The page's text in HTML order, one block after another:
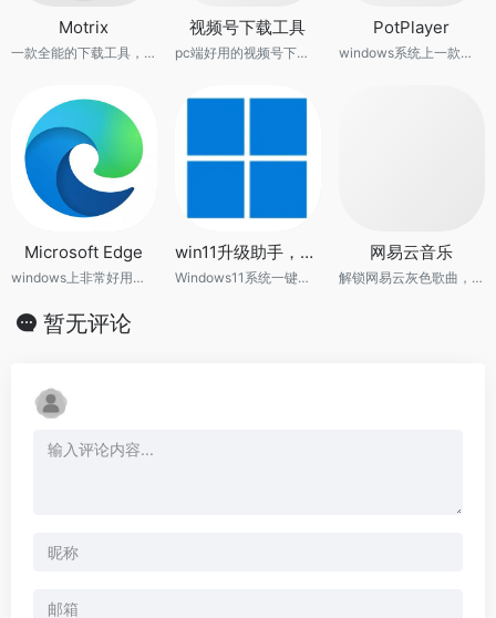
Motrix
一款全能的下载工具，支持下载 HTTP、FTP、BT、磁力链、百度网盘等资源。
视频号下载工具
pc端好用的视频号下载工具
PotPlayer
windows系统上一款非常专业的视频播放器
Microsoft Edge
windows上非常好用的无广告浏览器
win11升级助手，附精简win11系统镜像
Windows11系统一键升级工具
网易云音乐
解锁网易云灰色歌曲，支持vip歌曲下载
暂无评论